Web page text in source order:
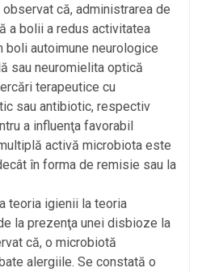
că, administrarea de
a bolii a redus activitatea
boli autoimune neurologice
sau neuromielita optică
terapeutice cu
sau antibiotic, respectiv
a influenţa favorabil
activă microbiota este
în forma de remisie sau la
teoria igienii la teoria
la prezenţa unei disbioze la
că, o microbiotă
alergiile. Se constată o